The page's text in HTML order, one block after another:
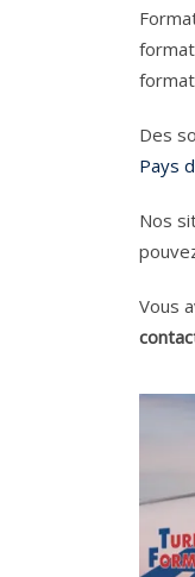
Des
Pays
Nos
Vous